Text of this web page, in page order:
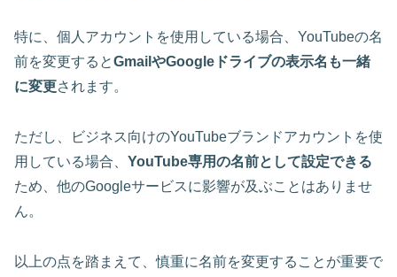
特に、個人アカウントを使用している場合、YouTubeの名
前を変更するとGmailやGoogleドライブの表示名も一緒
に変更されます。
ただし、ビジネス向けのYouTubeブランドアカウントを使
用している場合、 YouTube専用の名前として設定できる
ため、他のGoogleサービスに影響が及ぶことはありませ
ん。
以上の点を踏まえて、慎重に名前を変更することが重要で